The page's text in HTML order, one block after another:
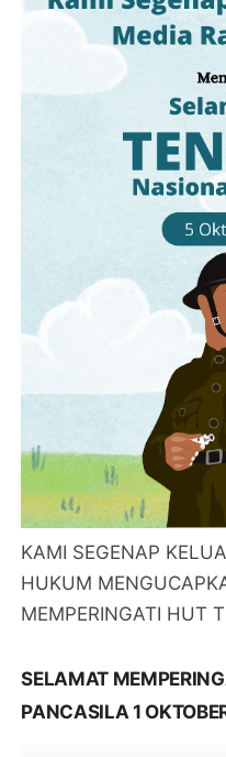
KAMI SEGENAP
HUKUM
MEMPERINGATI HUT
SELAMAT
PANCASILA 1